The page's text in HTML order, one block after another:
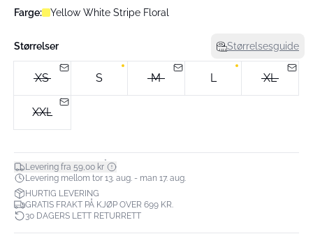
Farge: Yellow White Stripe Floral
Størrelser Størrelsesguide
XS S M L XL
XXL
Levering fra 59,00 kr*
Levering mellom tor 13. aug. - man 17. aug.
HURTIG LEVERING
GRATIS FRAKT PÅ KJØP OVER 699 KR.
30 DAGERS LETT RETURRETT